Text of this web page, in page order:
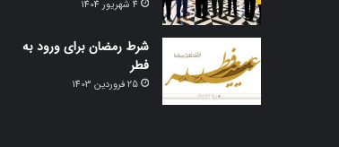
4 شهریور 1404
شرط رمضان برای ورود به
فطر
25 فروردین 1403